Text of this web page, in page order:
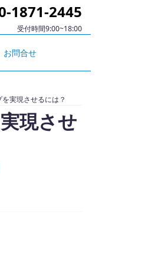
1871-2445
受付時間9:00~18:00
お問合せ
実現させるには？
現させ